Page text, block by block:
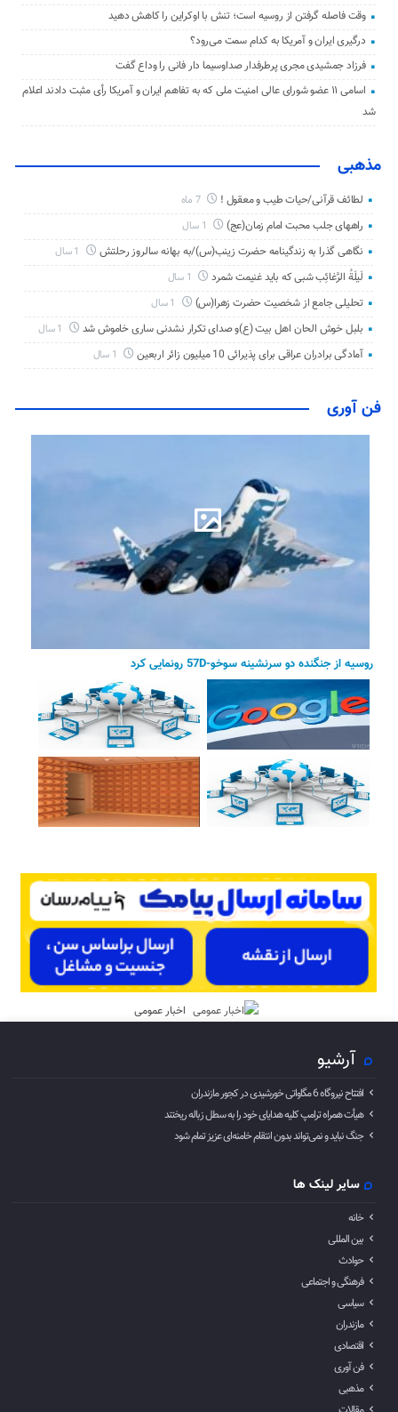
وقت فاصله گرفتن از روسیه است؛ تنش با اوکراین را کاهش دهید
درگیری ایران و آمریکا به کدام سمت می‌رود؟
فرزاد جمشیدی مجری پرطرفدار صداوسیما دار فانی را وداع گفت
اسامی ۱۱ عضو شورای عالی امنیت ملی که به تفاهم ایران و آمریکا رأی مثبت دادند اعلام
شد
مذهبی
لطائف قرآنی/حیات طیب و معقول ! 7 ماه
راههای جلب محبت امام زمان(عج)
نگاهی گذرا به زندگینامه حضرت زینب(س)/به بهانه سالروز رحلتش
لَیلَةُ الرَّغائِب شبی که باید غنیمت شمرد
تحلیلی جامع از شخصیت حضرت زهرا(س)
بلبل خوش الحان اهل بیت (ع)و صدای تکرار نشدنی ساری خاموش شد
آمادگی برادران عراقی برای پذیرائی 10 میلیون زائر اربعین
فن آوری
روسیه از جنگنده دو سرنشینه سوخو-57D رونمایی کرد
اخبار عمومی
آرشیو
افتتاح نیروگاه 6 مگاواتی خورشیدی در کجور مازندران
هیأت همراه ترامپ کلیه هدایای خود را به سطل زباله ریختند
جنگ نباید و نمی‌تواند بدون انتقام خامنه‌ای عزیز تمام شود
سایر لینک ها
خانه
بین المللی
حوادث
فرهنگی و اجتماعی
سیاسی
مازندران
اقتصادی
فن آوری
مذهبی